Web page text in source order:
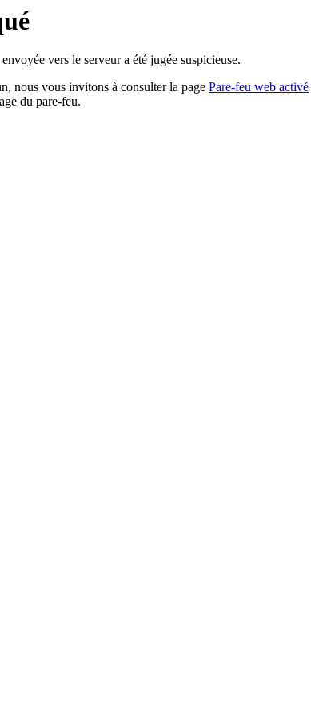
vers le serveur a été jugée suspicieuse.
nous vous invitons à consulter la page Pare-feu web activé
du pare-feu.